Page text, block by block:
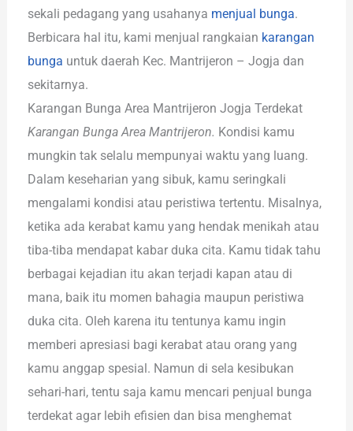
sekali pedagang yang usahanya menjual bunga.
Berbicara hal itu, kami menjual rangkaian karangan
bunga untuk daerah Kec. Mantrijeron – Jogja dan
sekitarnya.
Karangan Bunga Area Mantrijeron Jogja Terdekat
Karangan Bunga Area Mantrijeron. Kondisi kamu
mungkin tak selalu mempunyai waktu yang luang.
Dalam keseharian yang sibuk, kamu seringkali
mengalami kondisi atau peristiwa tertentu. Misalnya,
ketika ada kerabat kamu yang hendak menikah atau
tiba-tiba mendapat kabar duka cita. Kamu tidak tahu
berbagai kejadian itu akan terjadi kapan atau di
mana, baik itu momen bahagia maupun peristiwa
duka cita. Oleh karena itu tentunya kamu ingin
memberi apresiasi bagi kerabat atau orang yang
kamu anggap spesial. Namun di sela kesibukan
sehari-hari, tentu saja kamu mencari penjual bunga
terdekat agar lebih efisien dan bisa menghemat